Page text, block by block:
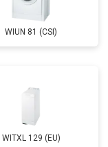
Заказать
₽
WIUN 81 (CSI)
WITXL 129 (EU)